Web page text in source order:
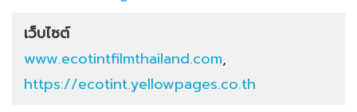
เว็บไซต์
www.ecotintfilmthailand.com,
https://ecotint.yellowpages.co.th